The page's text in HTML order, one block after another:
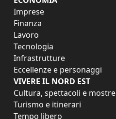
Imprese
Finanza
Lavoro
Tecnologia
Infrastrutture
Eccellenze e personaggi
VIVERE IL NORD EST
Cultura, spettacoli e mostre
Turismo e itinerari
Tempo libero